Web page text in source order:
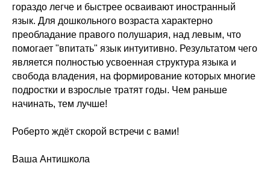
гораздо легче и быстрее осваивают иностранный
язык. Для дошкольного возраста характерно
преобладание правого полушария, над левым, что
помогает "впитать" язык интуитивно. Результатом чего
является полностью усвоенная структура языка и
свобода владения, на формирование которых многие
подростки и взрослые тратят годы. Чем раньше
начинать, тем лучше!
Роберто ждёт скорой встречи с вами!
Ваша Антишкола